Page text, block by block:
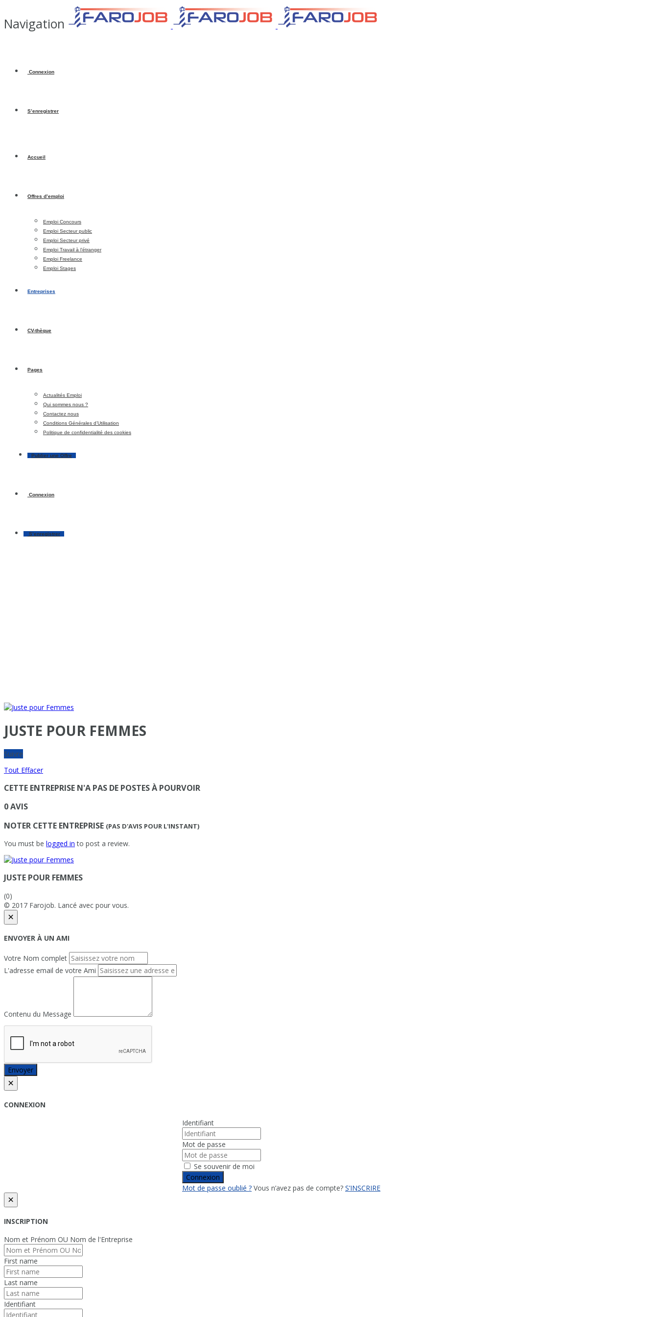
Navigation
Connexion
S’enregistrer
Accueil
Offres d’emploi
Emploi Concours
Emploi Secteur public
Emploi Secteur privé
Emploi Travail à l’étranger
Emploi Freelance
Emploi Stages
Entreprises
CV-thèque
Pages
Actualités Emploi
Qui sommes nous ?
Contactez nous
Conditions Générales d’Utilisation
Politique de confidentialité des cookies
Publier une Offre
Connexion
S’enregistrer
JUSTE POUR FEMMES
Suivre
Tout Effacer
CETTE ENTREPRISE N'A PAS DE POSTES À POURVOIR
0 AVIS
NOTER CETTE ENTREPRISE (PAS D'AVIS POUR L'INSTANT)
You must be logged in to post a review.
JUSTE POUR FEMMES
(0)
© 2017 Farojob. Lancé avec pour vous.
×
ENVOYER À UN AMI
Votre Nom complet
L'adresse email de votre Ami
Contenu du Message
Envoyer
×
CONNEXION
Identifiant
Mot de passe
Se souvenir de moi
Connexion
Mot de passe oublié ? Vous n’avez pas de compte? S’INSCRIRE
×
INSCRIPTION
Nom et Prénom OU Nom de l'Entreprise
First name
Last name
Identifiant